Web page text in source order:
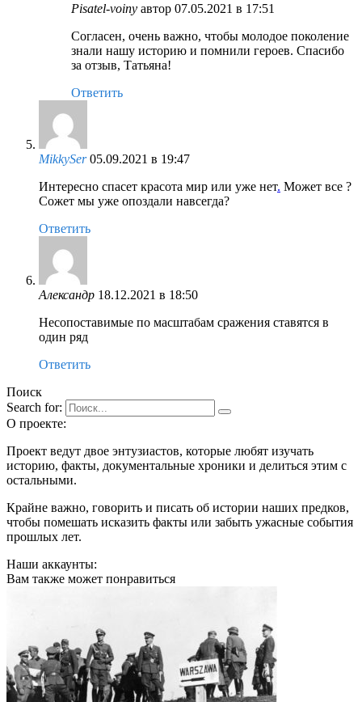
Pisatel-voiny автор 07.05.2021 в 17:51
Согласен, очень важно, чтобы молодое поколение
знали нашу историю и помнили героев. Спасибо
за отзыв, Татьяна!
Ответить
MikkySer 05.09.2021 в 19:47
Интересно спасет красота мир или уже нет. Может все ?
Сожет мы уже опоздали навсегда?
Ответить
Александр 18.12.2021 в 18:50
Несопоставимые по масштабам сражения ставятся в
один ряд
Ответить
Поиск
Search for:
О проекте:
Проект ведут двое энтузиастов, которые любят изучать
историю, факты, документальные хроники и делиться этим с
остальными.
Крайне важно, говорить и писать об истории наших предков,
чтобы помешать исказить факты или забыть ужасные события
прошлых лет.
Наши аккаунты:
Вам также может понравиться